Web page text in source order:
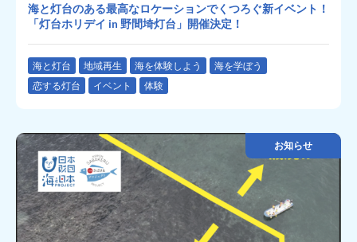
海と灯台のある最高なロケーションでくつろぐ新イベント！
「灯台ホリデイ in 野間埼灯台」開催決定！
海と灯台 地域再生 海を体験しよう
海を学ぼう
恋する灯台
イベント 体験
お知らせ